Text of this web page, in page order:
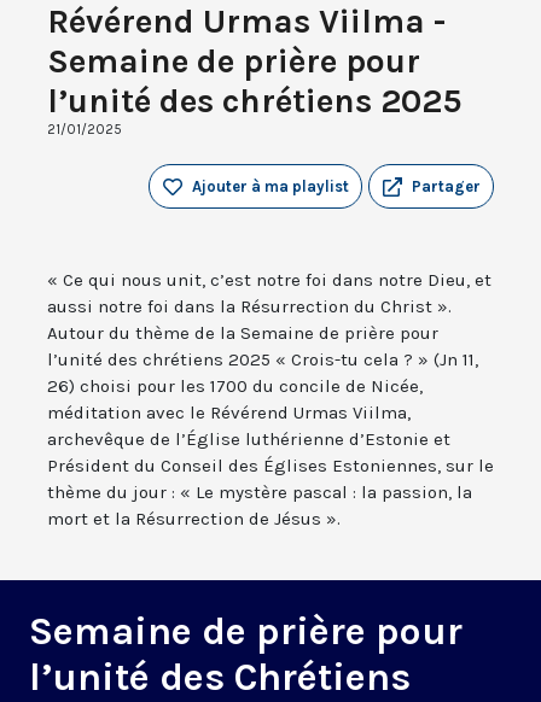
Révérend Urmas Viilma -
Semaine de prière pour
l’unité des chrétiens 2025
21/01/2025
Partager
Ajouter à ma playlist
« Ce qui nous unit, c’est notre foi dans notre Dieu, et
aussi notre foi dans la Résurrection du Christ ».
Autour du thème de la Semaine de prière pour
l’unité des chrétiens 2025 « Crois-tu cela ? » (Jn 11,
26) choisi pour les 1700 du concile de Nicée,
méditation avec le Révérend Urmas Viilma,
archevêque de l’Église luthérienne d’Estonie et
Président du Conseil des Églises Estoniennes, sur le
thème du jour : « Le mystère pascal : la passion, la
mort et la Résurrection de Jésus ».
Semaine de prière pour
l’unité des Chrétiens